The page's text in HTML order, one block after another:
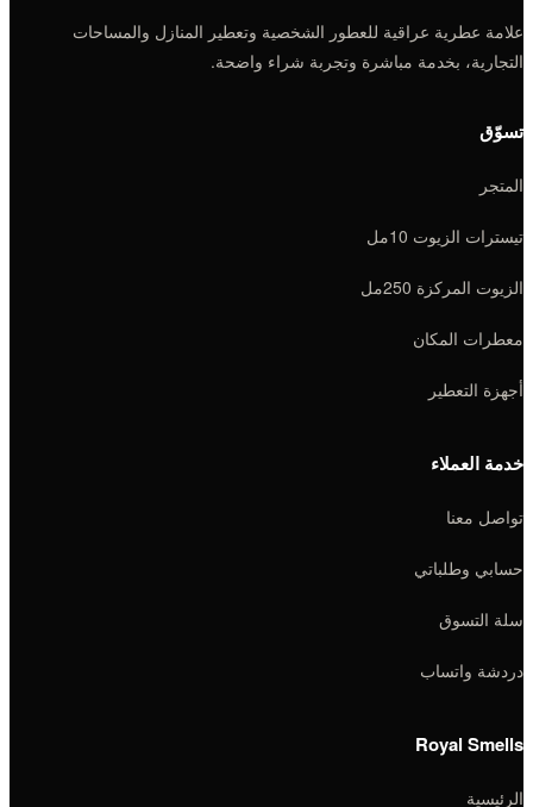
علامة عطرية عراقية للعطور الشخصية وتعطير المنازل والمساحات
التجارية، بخدمة مباشرة وتجربة شراء واضحة.
تسوّق
المتجر
تيسترات الزيوت 10مل
الزيوت المركزة 250مل
معطرات المكان
أجهزة التعطير
خدمة العملاء
تواصل معنا
حسابي وطلباتي
سلة التسوق
دردشة واتساب
Royal Smells
الرئيسية